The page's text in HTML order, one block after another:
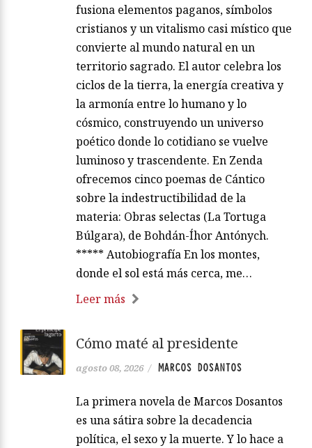
fusiona elementos paganos, símbolos
cristianos y un vitalismo casi místico que
convierte al mundo natural en un
territorio sagrado. El autor celebra los
ciclos de la tierra, la energía creativa y
la armonía entre lo humano y lo
cósmico, construyendo un universo
poético donde lo cotidiano se vuelve
luminoso y trascendente. En Zenda
ofrecemos cinco poemas de Cántico
sobre la indestructibilidad de la
materia: Obras selectas (La Tortuga
Búlgara), de Bohdán-Íhor Antónych.
***** Autobiografía En los montes,
donde el sol está más cerca, me…
Leer más
Cómo maté al presidente
agosto 08, 2026 / MARCOS DOSANTOS
La primera novela de Marcos Dosantos
es una sátira sobre la decadencia
política, el sexo y la muerte. Y lo hace a